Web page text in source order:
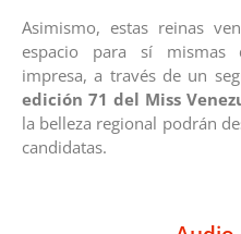
Asimismo, estas reinas
espacio para sí mismas
impresa, a través de un
edición 71 del Miss
la belleza regional podrán
candidatas.